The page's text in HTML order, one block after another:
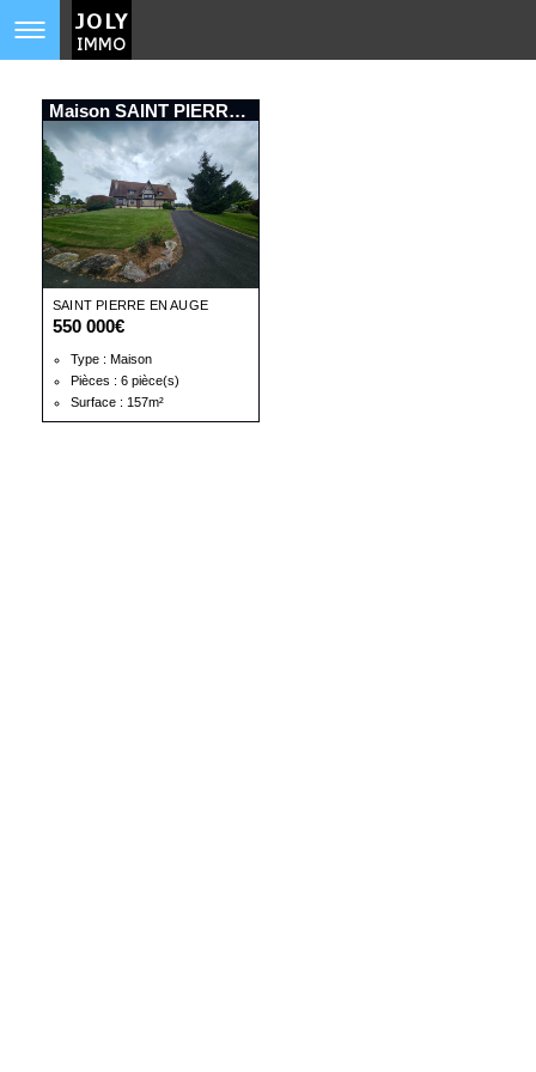
Maison SAINT PIERRE EN AUGE
SAINT PIERRE EN AUGE
550 000€
Type : Maison
Pièces : 6 pièce(s)
Surface : 157m²